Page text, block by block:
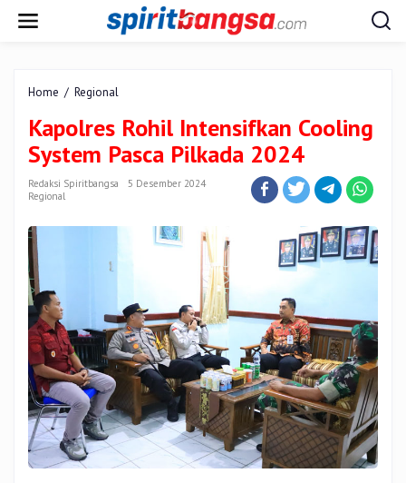
Home / Regional
Intensifkan
Cooling
System
Pasca
Kapolres Rohil Intensifkan Cooling
System Pasca Pilkada 2024
Redaksi Spiritbangsa
5 Desember 2024
Regional